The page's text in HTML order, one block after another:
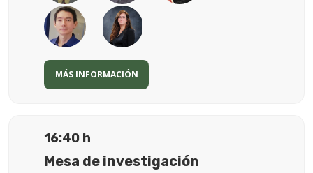
MÁS INFORMACIÓN
16:40 h
Mesa de investigación